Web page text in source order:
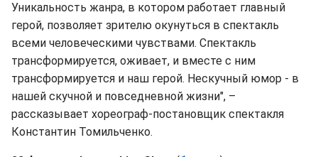
Уникальность жанра, в котором работает главный
герой, позволяет зрителю окунуться в спектакль
всеми человеческими чувствами. Спектакль
трансформируется, оживает, и вместе с ним
трансформируется и наш герой. Нескучный юмор - в
нашей скучной и повседневной жизни", –
рассказывает хореограф-постановщик спектакля
Константин Томильченко.